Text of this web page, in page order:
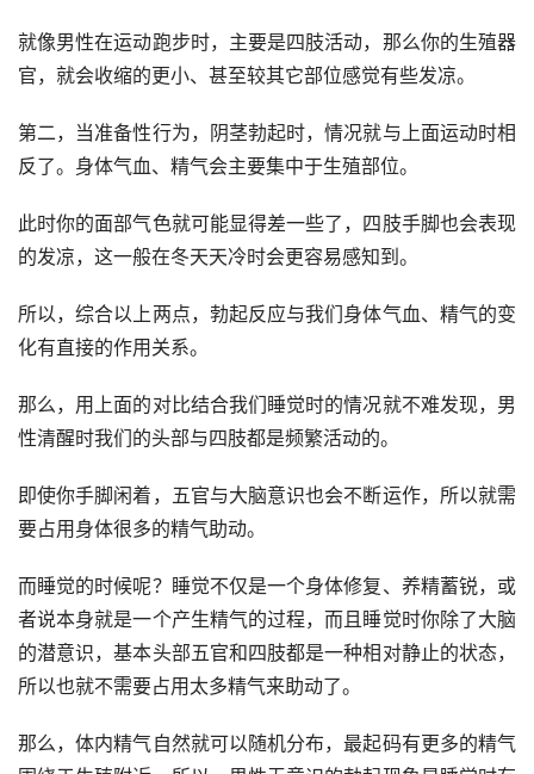
就像男性在运动跑步时，主要是四肢活动，那么你的生殖器
官，就会收缩的更小、甚至较其它部位感觉有些发凉。
第二，当准备性行为，阴茎勃起时，情况就与上面运动时相
反了。身体气血、精气会主要集中于生殖部位。
此时你的面部气色就可能显得差一些了，四肢手脚也会表现
的发凉，这一般在冬天天冷时会更容易感知到。
所以，综合以上两点，勃起反应与我们身体气血、精气的变
化有直接的作用关系。
那么，用上面的对比结合我们睡觉时的情况就不难发现，男
性清醒时我们的头部与四肢都是频繁活动的。
即使你手脚闲着，五官与大脑意识也会不断运作，所以就需
要占用身体很多的精气助动。
而睡觉的时候呢？睡觉不仅是一个身体修复、养精蓄锐，或
者说本身就是一个产生精气的过程，而且睡觉时你除了大脑
的潜意识，基本头部五官和四肢都是一种相对静止的状态，
所以也就不需要占用太多精气来助动了。
那么，体内精气自然就可以随机分布，最起码有更多的精气